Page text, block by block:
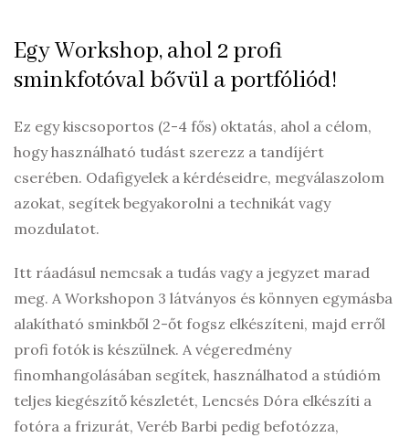
Egy Workshop, ahol 2 profi
sminkfotóval bővül a portfóliód!
Ez egy kiscsoportos (2-4 fős) oktatás, ahol a célom,
hogy használható tudást szerezz a tandíjért
cserében. Odafigyelek a kérdéseidre, megválaszolom
azokat, segítek begyakorolni a technikát vagy
mozdulatot.
Itt ráadásul nemcsak a tudás vagy a jegyzet marad
meg. A Workshopon 3 látványos és könnyen egymásba
alakítható sminkből 2-őt fogsz elkészíteni, majd erről
profi fotók is készülnek. A végeredmény
finomhangolásában segítek, használhatod a stúdióm
teljes kiegészítő készletét, Lencsés Dóra elkészíti a
fotóra a frizurát, Veréb Barbi pedig befotózza,